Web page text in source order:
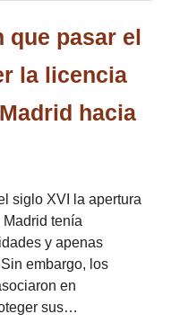
pasar el
la licencia
hacia
siglo XVI la apertura
tenía
y apenas
embargo, los
en
sus…